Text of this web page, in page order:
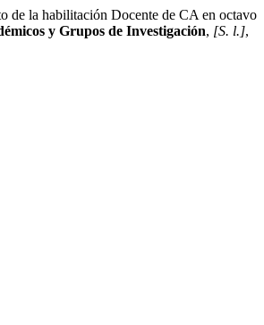
la habilitación Docente de CA en octavo
y Grupos de Investigación, [S. l.],